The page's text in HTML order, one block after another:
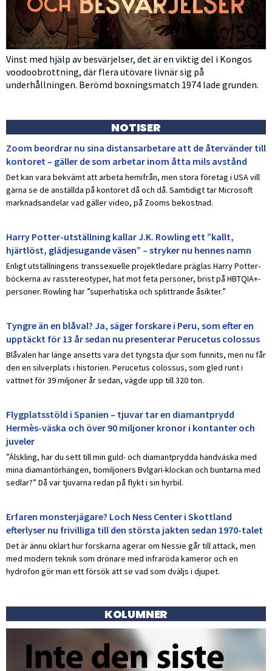
Vinst med hjälp av besvärjelser, det är en viktig del i Kongos
voodoobrottning, där flera utövare livnär sig på
underhållningen. Berömd boxningsmatch 1974 lade grunden.
NOTISER
Zoom beordrar nu sina distansarbetare att de återvänder till
kontoret – gäller de som arbetar inom åtta mils avstånd
Det kan vara bekvämt att arbeta hemifrån, men stora företag i USA vill
gärna se de anställda på kontoret då och då. Samtidigt tar Microsoft
marknadsandelar vad gäller video, på Zooms bekostnad.
Harry Potter-utställning kallar J.K. Rowling ett ”kallt,
hjärtlöst, glädjesugande väsen” – stryker nu hennes namn
Enligt utställningens transsexuelle projektledare präglas Harry Potter-
böckerna av rasstereotyper, hat mot feta personer, brist på HBTQIA+-
personer. Rowling har ”superhatiska och splittrande åsikter.”
Tyngre än en blåval? Ja, säger forskare i Peru, som efter en
upptäckt för 13 år sedan nu presenterar Perucetus colossus
Blåvalen har länge ansetts vara det tyngsta djur som funnits, men nu får
den en silverplats i historien. Perucetus colossus, som gled runt i
vattnet för 39 miljoner år sedan, vägde upp till 320 ton.
Flygplatsstöld i Spanien – tjuvar tar en diamantprydd
Hermès-väska och över 90 miljoner kronor i kontanter och
juveler
”Älskling, har du sett till min guld- och diamantprydda handväska med
mina diamantörhängen, tiomiljoners Bvlgari-klockan och buntarna med
sedlar?” Då var tjuvarna redan på flykt i sin hyrbil.
Erfaren monsterjägare? Loch Ness Center i Skottland
efterlyser nu frivilliga till den största jakten sedan 1970-talet
Det är ännu oklart hur forskarna agerar om Nessie går till attack, men
med modern teknik som drönare med infraröda kameror och en
hydrofon gör man ett försök att se vad som dväljs i djupet.
KOLUMNER